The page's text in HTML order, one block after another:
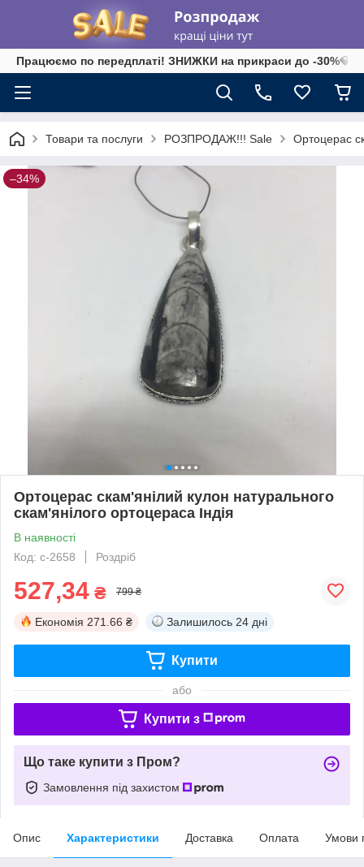
Працюємо по передплаті! ЗНИЖКИ на прикраси до -30%💎
Товари та послуги РОЗПРОДАЖ!!! Sale Ортоцерас
–34%
Ортоцерас скам'янілий кулон натурального
скам'янілого ортоцераса Індія
В наявності
Код: с-2658
Роздріб
527,34 ₴ 799 ₴
Економія 271.66 ₴ Залишилось 24 дні
Купити
або
Купити з
Що таке купити з Пром?
Замовлення під захистом
Опис Характеристики Доставка Оплата Умови